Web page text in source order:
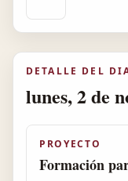
DETALLE DEL
lunes, 2 de
PROYECTO
Formación